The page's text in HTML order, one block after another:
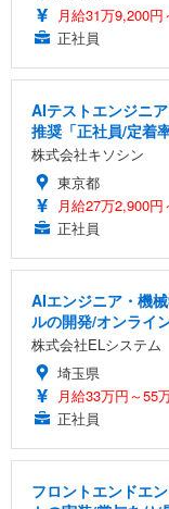
月給31万9,200円
正社員
AIテストエンジニ
推奨「正社員/定着
株式会社キソシン
東京都
月給27万2,900円
正社員
AIエンジニア・機
ルの開発/オンライ
株式会社ELシステム
埼玉県
月給33万円～55
正社員
フロントエンドエ